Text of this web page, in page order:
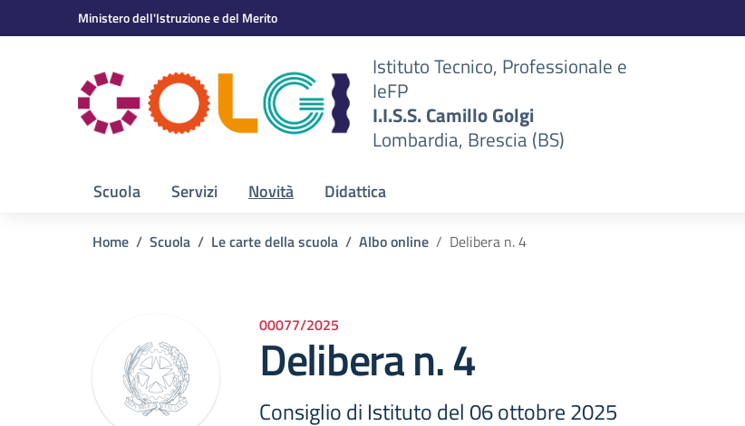
Vai ai contenuti
Vai al menu di navigazioneMinistero dell'Istruzione e del Merito
Istituto Tecnico, Professionale e
IeFP
I.I.S.S. Camillo Golgi
Lombardia, Brescia (BS)
Scuola Servizi Novità Didattica
Home Scuola Le carte della scuola Albo online Delibera n. 4
00077/2025
Delibera n. 4
Consiglio di Istituto del 06 ottobre 2025